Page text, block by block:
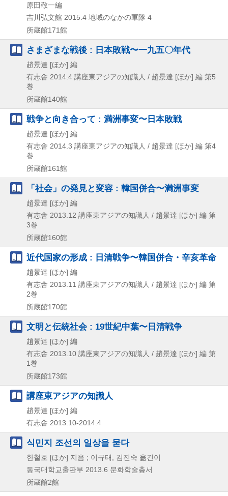
原田敬一編
吉川弘文館 2015.4 地域のなかの軍隊 4
所蔵館171館
さまざまな戦後 : 日本敗戦〜一九五〇年代
趙景達 [ほか] 編
有志舎 2014.4 講座東アジアの知識人 / 趙景達 [ほか] 編 第5
巻
所蔵館140館
戦争と向き合って : 満洲事変〜日本敗戦
趙景達 [ほか] 編
有志舎 2014.3 講座東アジアの知識人 / 趙景達 [ほか] 編 第4
巻
所蔵館161館
「社会」の発見と変容 : 韓国併合〜満洲事変
趙景達 [ほか] 編
有志舎 2013.12 講座東アジアの知識人 / 趙景達 [ほか] 編 第
3巻
所蔵館160館
近代国家の形成 : 日清戦争〜韓国併合・辛亥革命
趙景達 [ほか] 編
有志舎 2013.11 講座東アジアの知識人 / 趙景達 [ほか] 編 第
2巻
所蔵館170館
文明と伝統社会 : 19世紀中葉〜日清戦争
趙景達 [ほか] 編
有志舎 2013.10 講座東アジアの知識人 / 趙景達 [ほか] 編 第
1巻
所蔵館173館
講座東アジアの知識人
趙景達 [ほか] 編
有志舎 2013.10-2014.4
식민지 조선의 일상을 묻다
한철호 [ほか] 지음 ; 이규태, 김진숙 옮긴이
동국대학교출판부 2013.6 문화학술총서
所蔵館2館